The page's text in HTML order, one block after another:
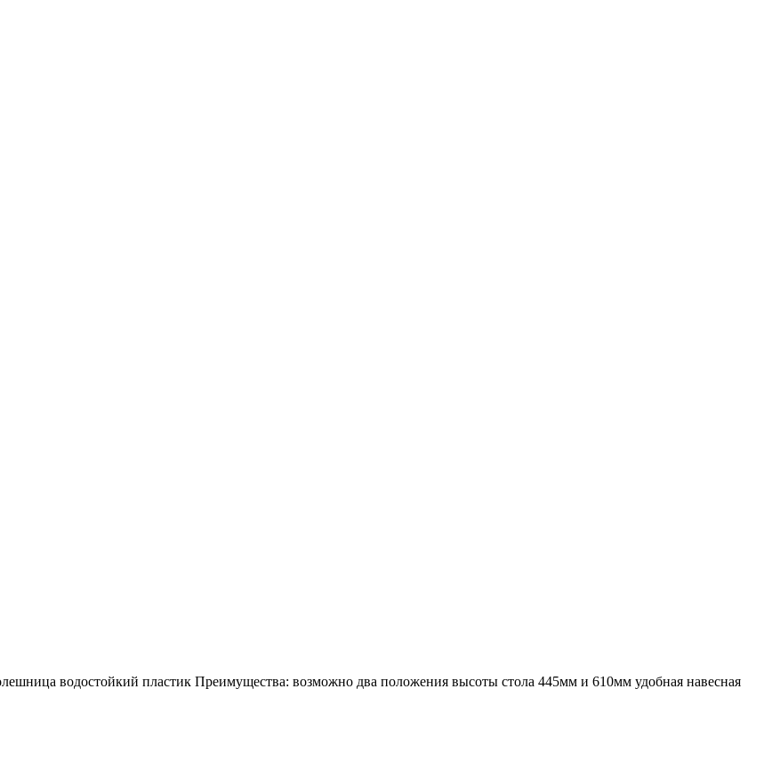
водостойкий пластик Преимущества: возможно два положения высоты стола 445мм и 610мм удобная навесная